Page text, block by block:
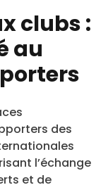
clubs :
au
des
l’échange
et de